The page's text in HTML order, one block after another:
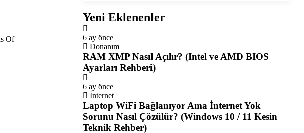
Yeni Eklenenler
6 ay önce
Donanım
RAM XMP Nasıl Açılır? (Intel ve AMD BIOS
Ayarları Rehberi)
6 ay önce
İnternet
Laptop WiFi Bağlanıyor Ama İnternet Yok
Sorunu Nasıl Çözülür? (Windows 10 / 11 Kesin
Teknik Rehber)